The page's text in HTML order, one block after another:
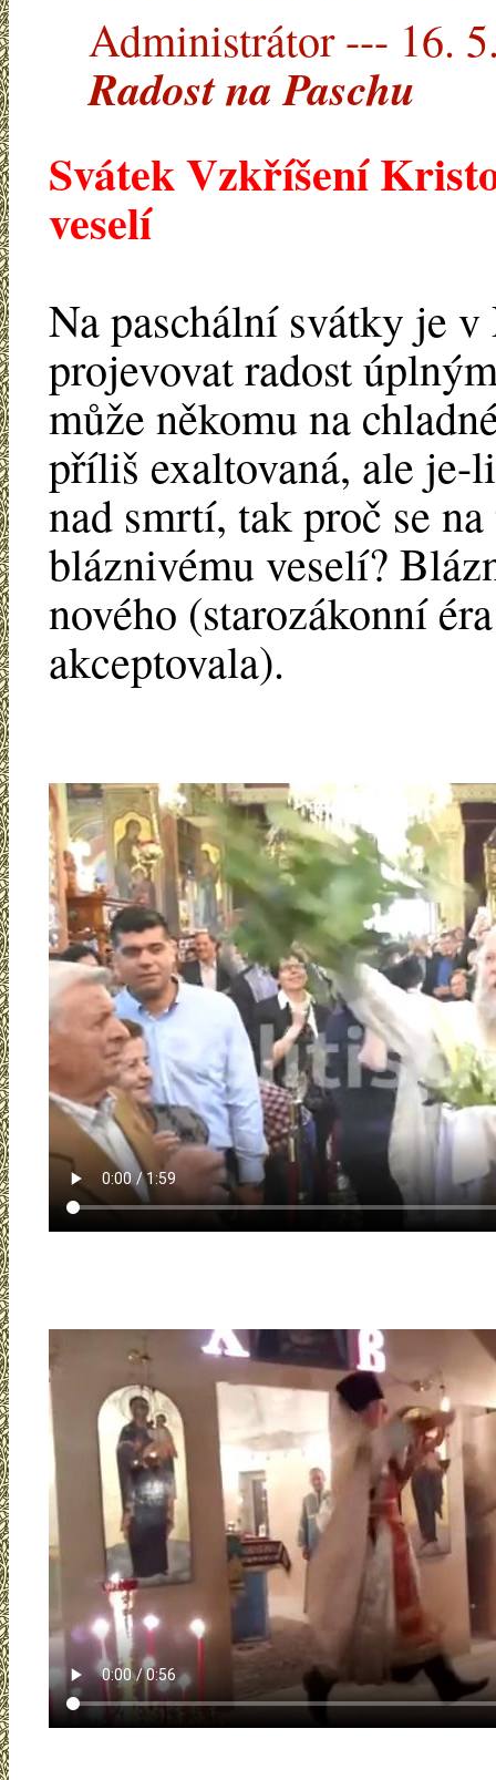
Administrátor --- 16.
Radost na Paschu
Svátek Vzkříšení
veselí
Na paschální svátky je
projevovat radost
může někomu na
příliš exaltovaná, ale
nad smrtí, tak proč se
bláznivému veselí?
nového (starozákonní
akceptovala).